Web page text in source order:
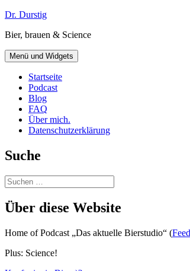
Zum
springen
Dr. Durstig
Bier, brauen & Science
Menü und Widgets
Startseite
Podcast
Blog
FAQ
Über mich.
Datenschutzerklärung
Suche
Suchen
nach:
Über diese Website
Home of Podcast „Das aktuelle Bierstudio“ (Feed
Plus: Science!